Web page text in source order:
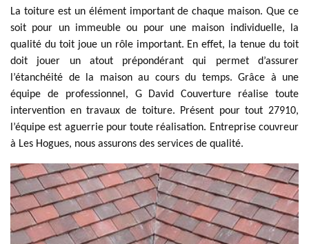
La toiture est un élément important de chaque maison. Que ce
soit pour un immeuble ou pour une maison individuelle, la
qualité du toit joue un rôle important. En effet, la tenue du toit
doit jouer un atout prépondérant qui permet d’assurer
l’étanchéité de la maison au cours du temps. Grâce à une
équipe de professionnel, G David Couverture réalise toute
intervention en travaux de toiture. Présent pour tout 27910,
l’équipe est aguerrie pour toute réalisation. Entreprise couvreur
à Les Hogues, nous assurons des services de qualité.